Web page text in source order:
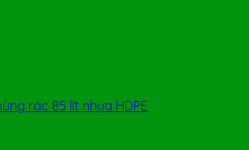
rác 85 lít nhựa HDPE